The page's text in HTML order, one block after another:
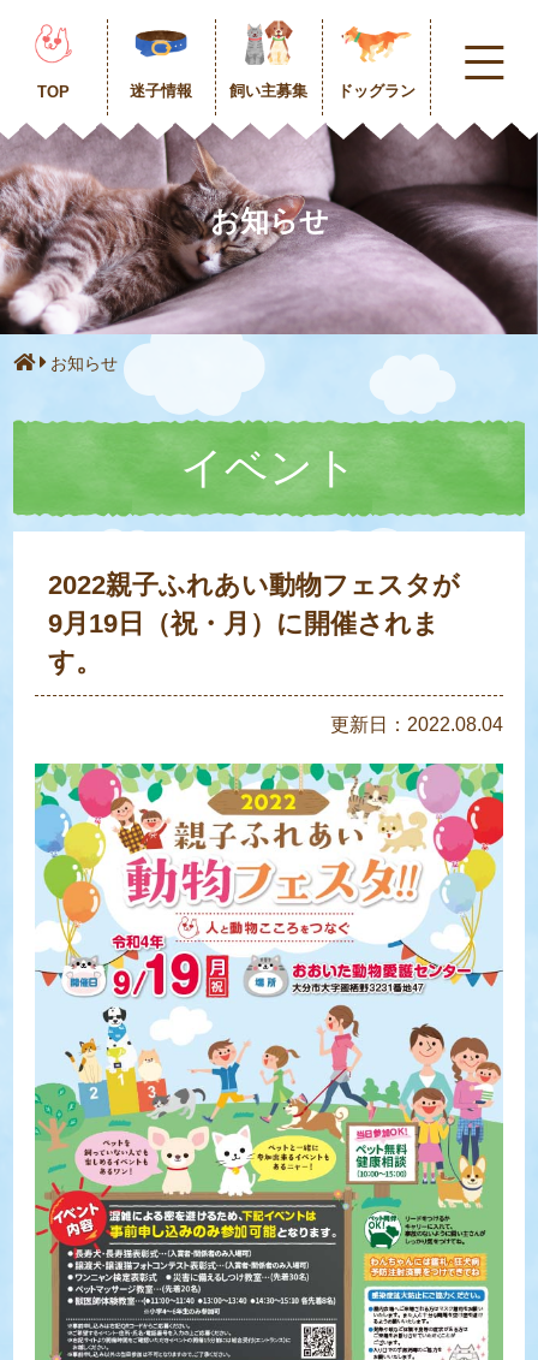
TOP 迷子情報 飼い主募集 ドッグラン
お知らせ
お知らせ
イベント
2022親子ふれあい動物フェスタが
9月19日（祝・月）に開催されま
す。
更新日：2022.08.04